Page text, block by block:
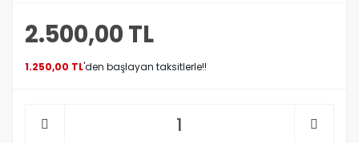
2.500,00 TL
1.250,00 TL'den başlayan taksitlerle!!